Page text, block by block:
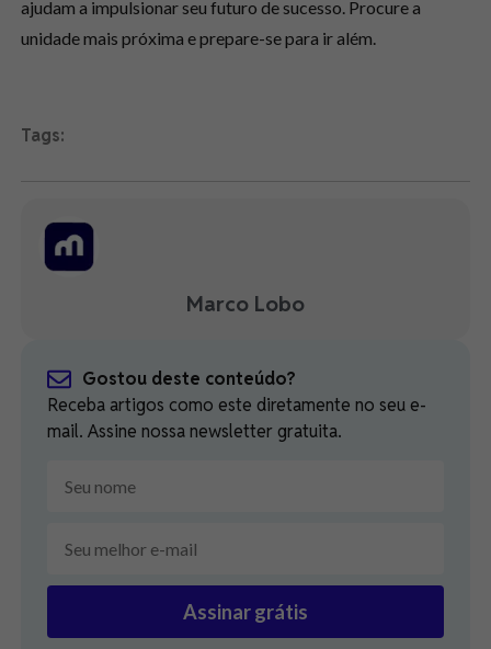
ajudam a impulsionar seu futuro de sucesso. Procure a
unidade mais próxima e prepare-se para ir além.
Tags:
Marco Lobo
Gostou deste conteúdo?
Receba artigos como este diretamente no seu e-
mail. Assine nossa newsletter gratuita.
Assinar grátis